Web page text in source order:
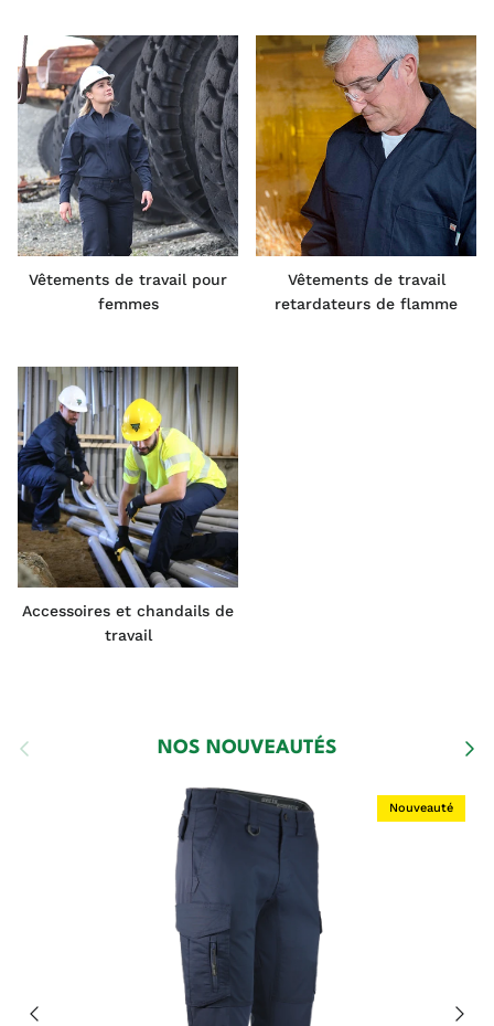
Vêtements de travail pour
femmes
Vêtements de travail
retardateurs de flamme
Accessoires et chandails de
travail
Précédent NOS NOUVEAUTÉS
Nouveauté